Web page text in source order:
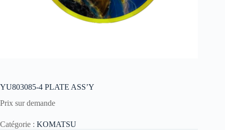
YU803085-4 PLATE ASS’Y
Prix sur demande
Catégorie : KOMATSU